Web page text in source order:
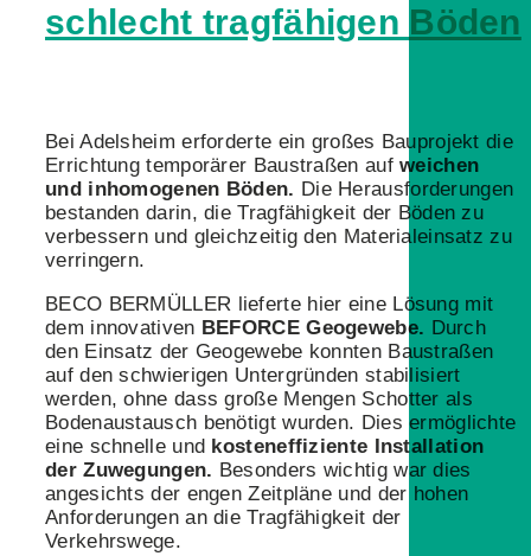
schlecht tragfähigen Böden
Bei Adelsheim erforderte ein großes Bauprojekt die
Errichtung temporärer Baustraßen aufweichen
und inhomogenen Böden. Die Herausforderungen
bestanden darin, die Tragfähigkeit der Böden zu
verbessern und gleichzeitig den Materialeinsatz zu
verringern.
BECO BERMÜLLER lieferte hier eine Lösung mit
dem innovativen BEFORCE Geogewebe. Durch
den Einsatz der Geogewebe konnten Baustraßen
auf den schwierigen Untergründen stabilisiert
werden, ohne dass große Mengen Schotter als
Bodenaustausch benötigt wurden. Dies ermöglichte
eine schnelle und kosteneffiziente Installation
der Zuwegungen. Besonders wichtig war dies
angesichts der engen Zeitpläne und der hohen
Anforderungen an die Tragfähigkeit der
Verkehrswege.